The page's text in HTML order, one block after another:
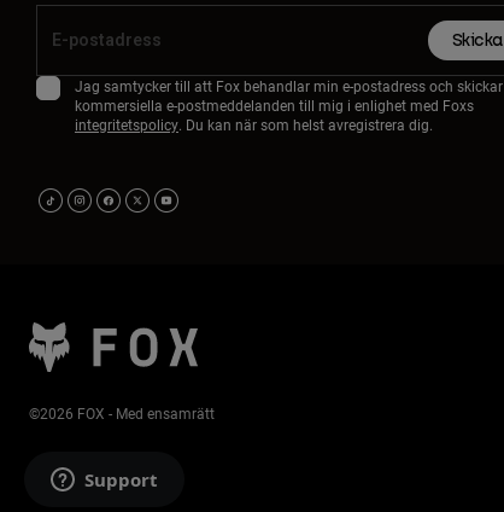
Skicka
Jag samtycker till att Fox behandlar min e-postadress och skickar
kommersiella e-postmeddelanden till mig i enlighet med Foxs
integritetspolicy. Du kan när som helst avregistrera dig.
©2026 FOX - Med ensamrätt
Support